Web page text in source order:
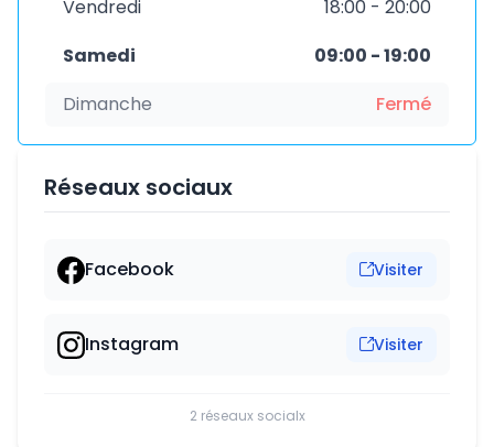
Vendredi
18:00 - 20:00
Samedi
09:00 - 19:00
Dimanche
Fermé
Réseaux sociaux
Facebook Visiter
Instagram Visiter
2 réseaux socialx